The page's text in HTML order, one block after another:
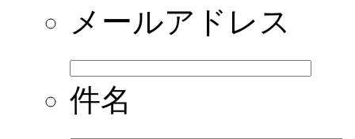
メールアドレス
件名